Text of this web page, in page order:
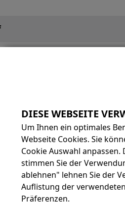
Hardt
Marienviertel
Um Ihnen ein optimales
Webseite Cookies. Sie
Cookie Auswahl
stimmen Sie der
ablehnen" lehnen Sie der
Auflistung der
Präferenzen.